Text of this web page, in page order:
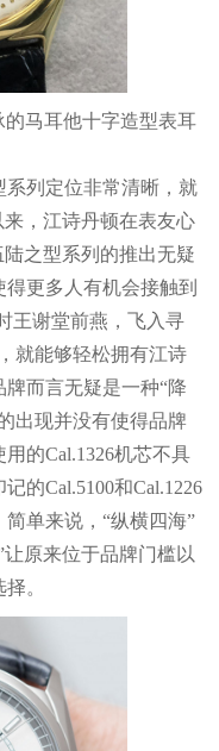
马耳他十字造型表耳
列定位非常清晰，就
，江诗丹顿在表友心
之型系列的推出无疑
更多人有机会接触到
王谢堂前燕，飞入寻
就能够轻松拥有江诗
而言无疑是一种“降
出现并没有使得品牌
的Cal.1326机芯不具
的Cal.5100和Cal.1226
单来说，“纵横四海”
原来位于品牌门槛以
。